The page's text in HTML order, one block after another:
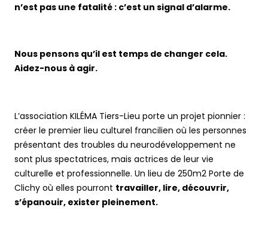
n’est pas une fatalité : c’est un signal d’alarme.
Nous pensons qu’il est temps de changer cela.
Aidez-nous à agir.
L’association KILÉMA Tiers-Lieu porte un projet pionnier :
créer le premier lieu culturel francilien où les personnes
présentant des troubles du neurodéveloppement ne
sont plus spectatrices, mais actrices de leur vie
culturelle et professionnelle. Un lieu de 250m2 Porte de
Clichy où elles pourront travailler, lire, découvrir,
s’épanouir, exister pleinement.